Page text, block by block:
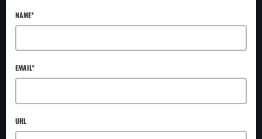
NAME*
EMAIL*
URL